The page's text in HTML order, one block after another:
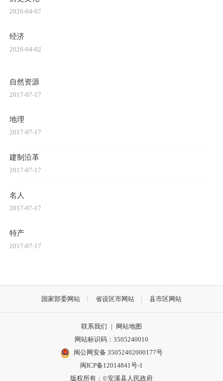
2026-04-07
经济
2026-04-02
自然资源
2017-07-17
地理
2017-07-17
建制沿革
2017-07-17
名人
2017-07-17
特产
2017-07-17
国家部委网站 省设区市网站 县市区网站
联系我们 |
网站地图
网站标识码：3505240010
闽公网安备 35052402000177号
闽ICP备12014841号-1
版权所有：©安溪县人民政府